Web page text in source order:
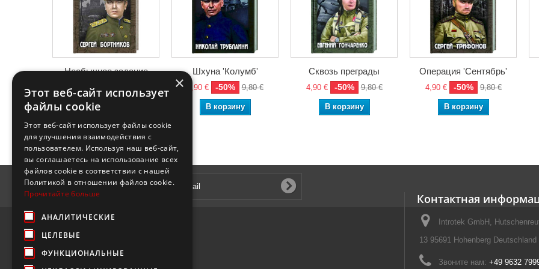
Необычное задание
5,90 € -50%
В корзину
Шхуна 'Колумб'
4,90 € -50% 9,80 €
В корзину
Сквозь преграды
4,90 € -50% 9,80 €
В корзину
Операция 'Сентябрь'
4,90 € -50% 9,80 €
В корзину
Рассылка
Контактная
Introtek GmbH,
13 95691 Hohenberg Deutschland
Звоните нам: +49 9632
×
Этот веб-сайт использует
файлы cookie
Этот веб-сайт использует файлы cookie
для улучшения взаимодействия с
пользователем. Используя наш веб-сайт,
вы соглашаетесь на использование всех
файлов cookie в соответствии с нашей
Политикой в ​​отношении файлов cookie.
Прочитайте больше
АНАЛИТИЧЕСКИЕ
ЦЕЛЕВЫЕ
ФУНКЦИОНАЛЬНЫЕ